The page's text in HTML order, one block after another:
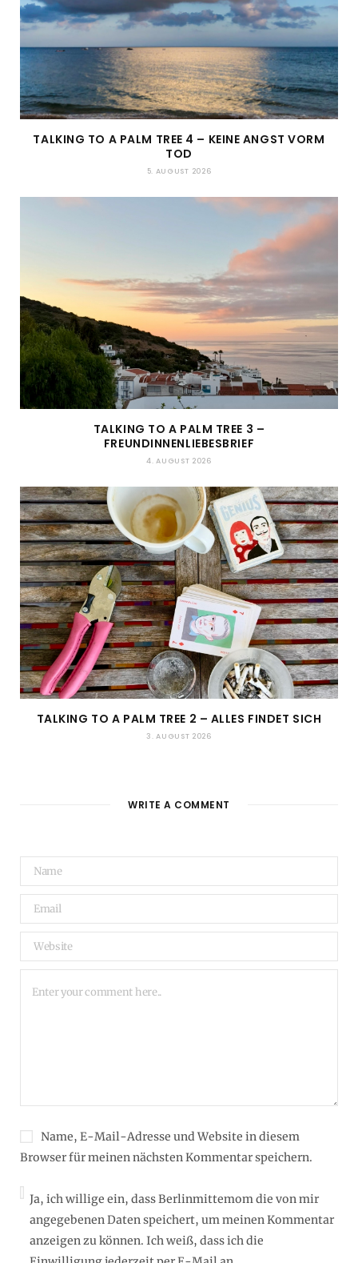
TALKING TO A PALM TREE 4 – KEINE ANGST VORM
TOD
5. AUGUST 2026
TALKING TO A PALM TREE 3 –
FREUNDINNENLIEBESBRIEF
4. AUGUST 2026
TALKING TO A PALM TREE 2 – ALLES FINDET SICH
3. AUGUST 2026
WRITE A COMMENT
Name, E-Mail-Adresse und Website in diesem
Browser für meinen nächsten Kommentar speichern.
Ja, ich willige ein, dass Berlinmittemom die von mir
angegebenen Daten speichert, um meinen Kommentar
anzeigen zu können. Ich weiß, dass ich die